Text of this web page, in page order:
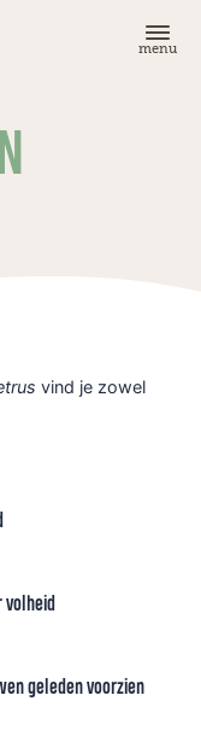
menu
vind je zowel
volheid
geleden voorzien